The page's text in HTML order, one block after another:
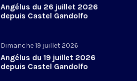
Angélus du 26 juillet 2026
depuis Castel Gandolfo
Dimanche 19 juillet 2026
Angélus du 19 juillet 2026
depuis Castel Gandolfo